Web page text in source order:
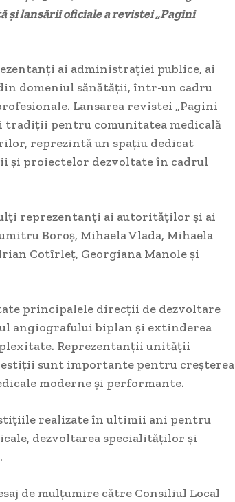
și lansării oficiale a revistei „Pagini
ai administrației publice, ai
domeniul sănătății, într-un cadru
Lansarea revistei „Pagini
tradiții pentru comunitatea medicală
reprezintă un spațiu dedicat
și proiectelor dezvoltate în cadrul
reprezentanți ai autorităților și ai
Boroș, Mihaela Vlada, Mihaela
Cotîrleț, Georgiana Manole și
principalele direcții de dezvoltare
angiografului biplan și extinderea
Reprezentanții unității
sunt importante pentru creșterea
moderne și performante.
realizate în ultimii ani pentru
dezvoltarea specialităților și
de mulțumire către Consiliul Local